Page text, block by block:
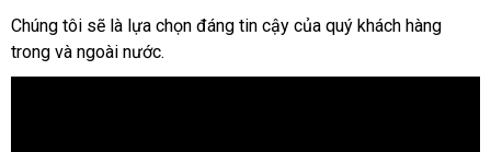
Chúng tôi sẽ là lựa chọn đáng tin cậy của quý khách hàng
trong và ngoài nước.